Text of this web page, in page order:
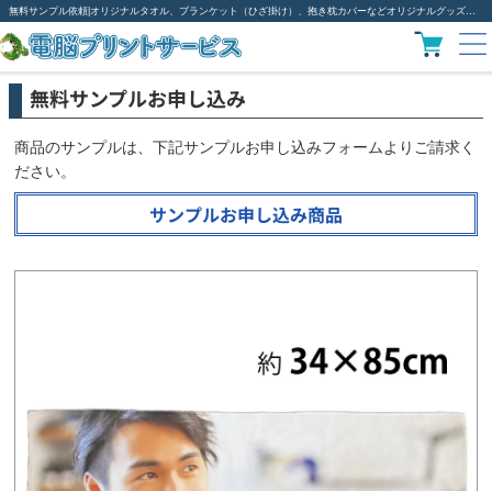
無料サンプル依頼|オリジナルタオル、ブランケット（ひざ掛け）、抱き枕カバーなどオリジナルグッズ作成は電脳プリント
無料サンプルお申し込み
商品のサンプルは、下記サンプルお申し込みフォームよりご請求く
ださい。
サンプルお申し込み商品